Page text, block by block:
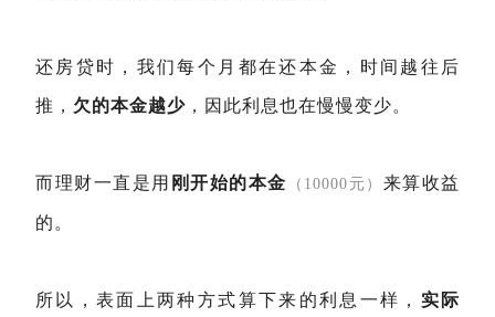
还房贷时，我们每个月都在还本金，时间越往后
推， 欠的本金越少 ，因此利息也在慢慢变少。
而理财一直是用 刚开始的本金 （10000元） 来算收益
的。
所以，表面上两种方式算下来的利息一样， 实际